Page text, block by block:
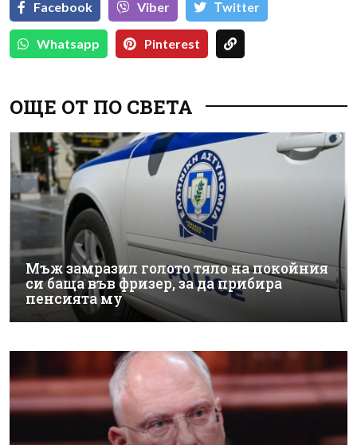
Facebook Viber Тwitter
Whatsapp Pinterest
ОЩЕ ОТ ПО СВЕТА
Мъж замразил голото тяло на покойния
си баща във фризер, за да прибира
пенсията му